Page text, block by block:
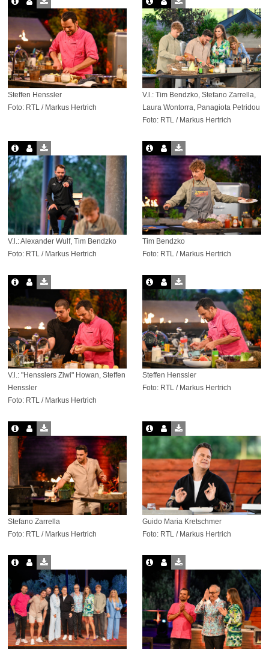
Steffen Henssler
Foto: RTL / Markus Hertrich
V.l.: Tim Bendzko, Stefano Zarrella,
Laura Wontorra, Panagiota Petridou
Foto: RTL / Markus Hertrich
V.l.: Alexander Wulf, Tim Bendzko
Foto: RTL / Markus Hertrich
Tim Bendzko
Foto: RTL / Markus Hertrich
V.l.: "Hensslers Ziwi" Howan, Steffen
Henssler
Foto: RTL / Markus Hertrich
Steffen Henssler
Foto: RTL / Markus Hertrich
Stefano Zarrella
Foto: RTL / Markus Hertrich
Guido Maria Kretschmer
Foto: RTL / Markus Hertrich